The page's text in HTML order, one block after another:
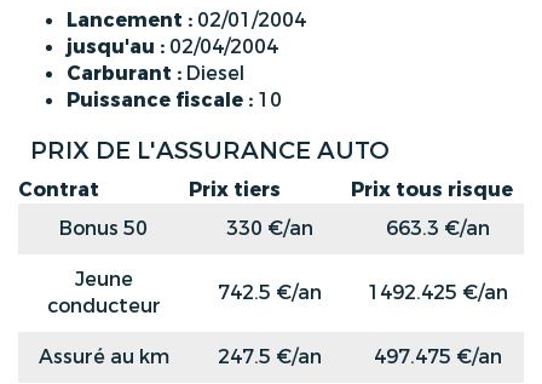
Lancement : 02/01/2004
jusqu'au : 02/04/2004
Carburant : Diesel
Puissance fiscale : 10
PRIX DE L'ASSURANCE AUTO
Contrat Prix tiers
Prix tous risque
Bonus 50
330 €/an
663.3 €/an
Jeune
conducteur
742.5 €/an 1492.425 €/an
Assuré au km 247.5 €/an 497.475 €/an